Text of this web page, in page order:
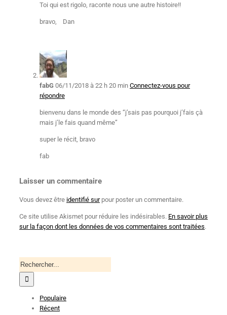
Toi qui est rigolo, raconte nous une autre histoire!!
bravo, Dan
fabG 06/11/2018 à 22 h 20 min Connectez-vous pour
répondre
bienvenu dans le monde des “j’sais pas pourquoi j’fais çà
mais j’le fais quand même”
super le récit, bravo
fab
Laisser un commentaire
Vous devez être identifié surpour poster un commentaire.
Ce site utilise Akismet pour réduire les indésirables. En savoir plus
sur la façon dont les données de vos commentaires sont traitées.
Recherche
pour
Populaire
Récent